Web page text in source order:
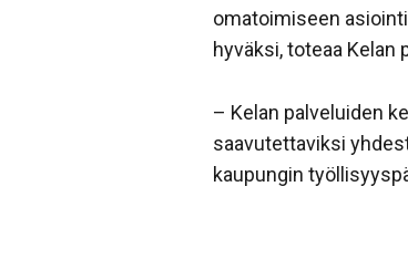
omatoimiseen
hyväksi, toteaa Kelan
– Kelan palveluiden
saavutettaviksi
kaupungin